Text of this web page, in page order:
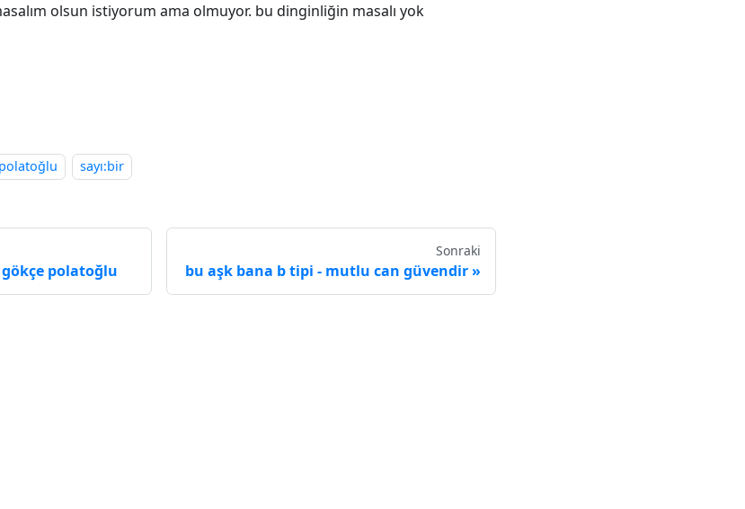
olsun istiyorum ama olmuyor. bu dinginliğin masalı yok
sayı:bir
polatoğlu
Sonraki
bu aşk bana b tipi - mutlu can güvendir